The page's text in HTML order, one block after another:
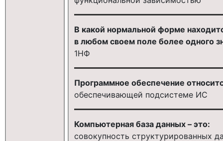
В какой нормальной форме
в любом своем поле более одного
1НФ
Программное обеспечение
обеспечивающей подсистеме ИС
Компьютерная база данных – это:
совокупность структурированных